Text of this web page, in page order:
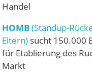
Handel
HOMB(Standup-
Eltern) sucht 150.000
für Etablierung des
Markt